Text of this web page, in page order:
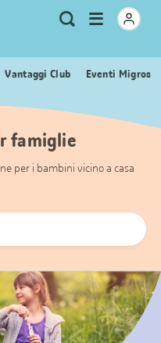
Metanavigazione
Ricerca
Apri
menu
Vantaggi Club Eventi Migros
famiglie
per i bambini vicino a casa